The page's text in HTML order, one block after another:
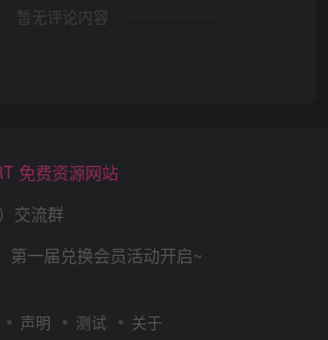
暂无评论内容
免费资源网站
交流群
第一届兑换会员活动开启~
声明 测试 关于